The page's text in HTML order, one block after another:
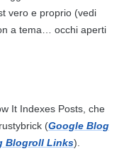
vero e proprio (vedi
a tema… occhi aperti
It Indexes Posts, che
(Google Blog
Blogroll Links).